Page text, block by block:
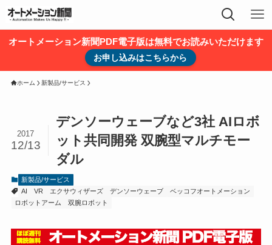
オートメーション新聞PDF電子版は無料でお読みいただけます
お申し込みはこちらから
ホーム 新製品/サービス
デンソーウェーブなど3社 AIロボ
ット共同開発 双腕型マルチモー
ダル
2017
12/13
新製品/サービス
AI
VR エクサウィザーズ デンソーウェーブ
ベッコフオートメーション
ロボットアーム
双腕ロボット